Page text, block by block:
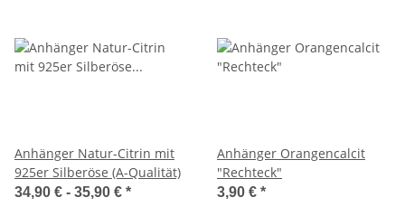
Anhänger Natur-Citrin mit
925er Silberöse (A-Qualität)
34,90 € - 35,90 € *
Anhänger Orangencalcit
"Rechteck"
3,90 € *